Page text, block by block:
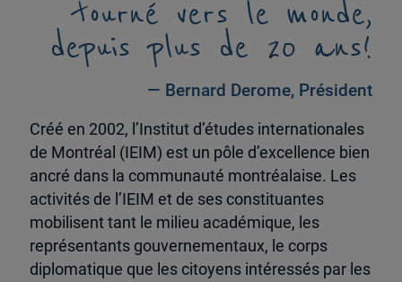
tourné vers le monde,
depuis plus de 20 ans!
— Bernard Derome, Président
Créé en 2002, l’Institut d’études internationales
de Montréal (IEIM) est un pôle d’excellence bien
ancré dans la communauté montréalaise. Les
activités de l’IEIM et de ses constituantes
mobilisent tant le milieu académique, les
représentants gouvernementaux, le corps
diplomatique que les citoyens intéressés par les